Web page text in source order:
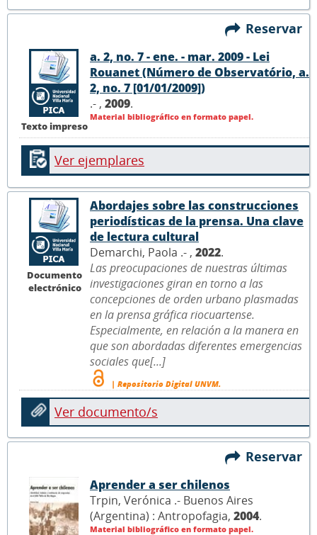
Reservar
Texto impreso
a. 2, no. 7 - ene. - mar. 2009 - Lei
Rouanet (Número de Observatório, a.
2, no. 7 [01/01/2009])
.- , 2009.
Material bibliográfico en formato papel.
Ver ejemplares
Documento
electrónico
Abordajes sobre las construcciones
periodísticas de la prensa. Una clave
de lectura cultural
Demarchi, Paola .- , 2022.
Las preocupaciones de nuestras últimas
investigaciones giran en torno a las
concepciones de orden urbano plasmadas
en la prensa gráfica riocuartense.
Especialmente, en relación a la manera en
que son abordadas diferentes emergencias
sociales que[...]
| Repositorio Digital UNVM.
Ver documento/s
Reservar
Aprender a ser chilenos
Trpin, Verónica .- Buenos Aires
(Argentina) : Antropofagia, 2004.
Material bibliográfico en formato papel.